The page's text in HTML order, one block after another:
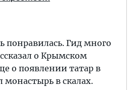
понравилась. Гид много
о Крымском
о появлении татар в
в скалах.